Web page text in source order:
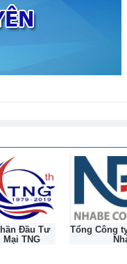
phần May
Công ty cổ
dầu